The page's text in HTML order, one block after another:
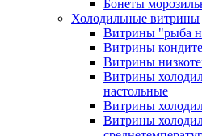
Бонеты
Холодильные витрины
Витрины "рыба
Витрины
Витрины
Витрины
настольные
Витрины
Витрины